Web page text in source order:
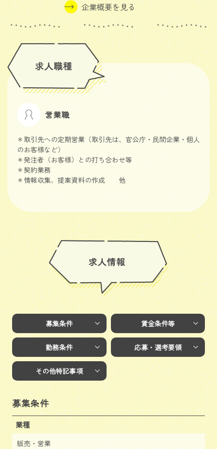
企業概要を見る
営業職
＊取引先への定期営業（取引先は、官公庁・民間企業・個人
のお客様など）
＊発注者（お客様）との打ち合わせ等
＊契約業務
＊情報収集、提案資料の作成 他
募集条件 賃金条件等
勤務条件 応募・選考要領
その他特記事項
募集条件
業種
販売・営業